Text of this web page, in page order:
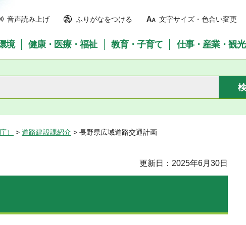
音声読み上げ ふりがなをつける 文字サイズ・色合い変更
境 健康・医療・福祉 教育・子育て 仕事・産業・観光
） > 道路建設課紹介 > 長野県広域道路交通計画
更新日：2025年6月30日